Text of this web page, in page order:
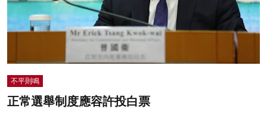
不平則鳴
正常選舉制度應容許投白票